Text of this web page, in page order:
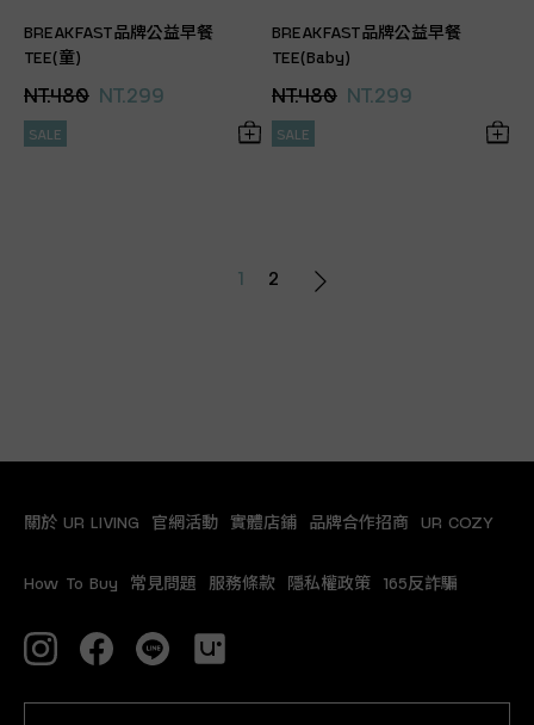
BREAKFAST品牌公益早餐
TEE(童)
NT.480 NT.299
SALE
BREAKFAST品牌公益早餐
TEE(Baby)
NT.480 NT.299
SALE
1 2
關於 UR LIVING 官網活動 實體店鋪 品牌合作招商 UR COZY
How To Buy 常見問題 服務條款 隱私權政策 165反詐騙